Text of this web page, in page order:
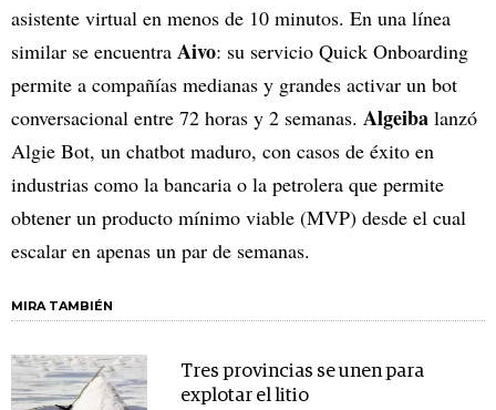
asistente virtual en menos de 10 minutos. En una línea
similar se encuentra Aivo: su servicio Quick Onboarding
permite a compañías medianas y grandes activar un bot
conversacional entre 72 horas y 2 semanas. Algeiba lanzó
Algie Bot, un chatbot maduro, con casos de éxito en
industrias como la bancaria o la petrolera que permite
obtener un producto mínimo viable (MVP) desde el cual
escalar en apenas un par de semanas.
MIRA TAMBIÉN
Tres provincias se unen para
explotar el litio